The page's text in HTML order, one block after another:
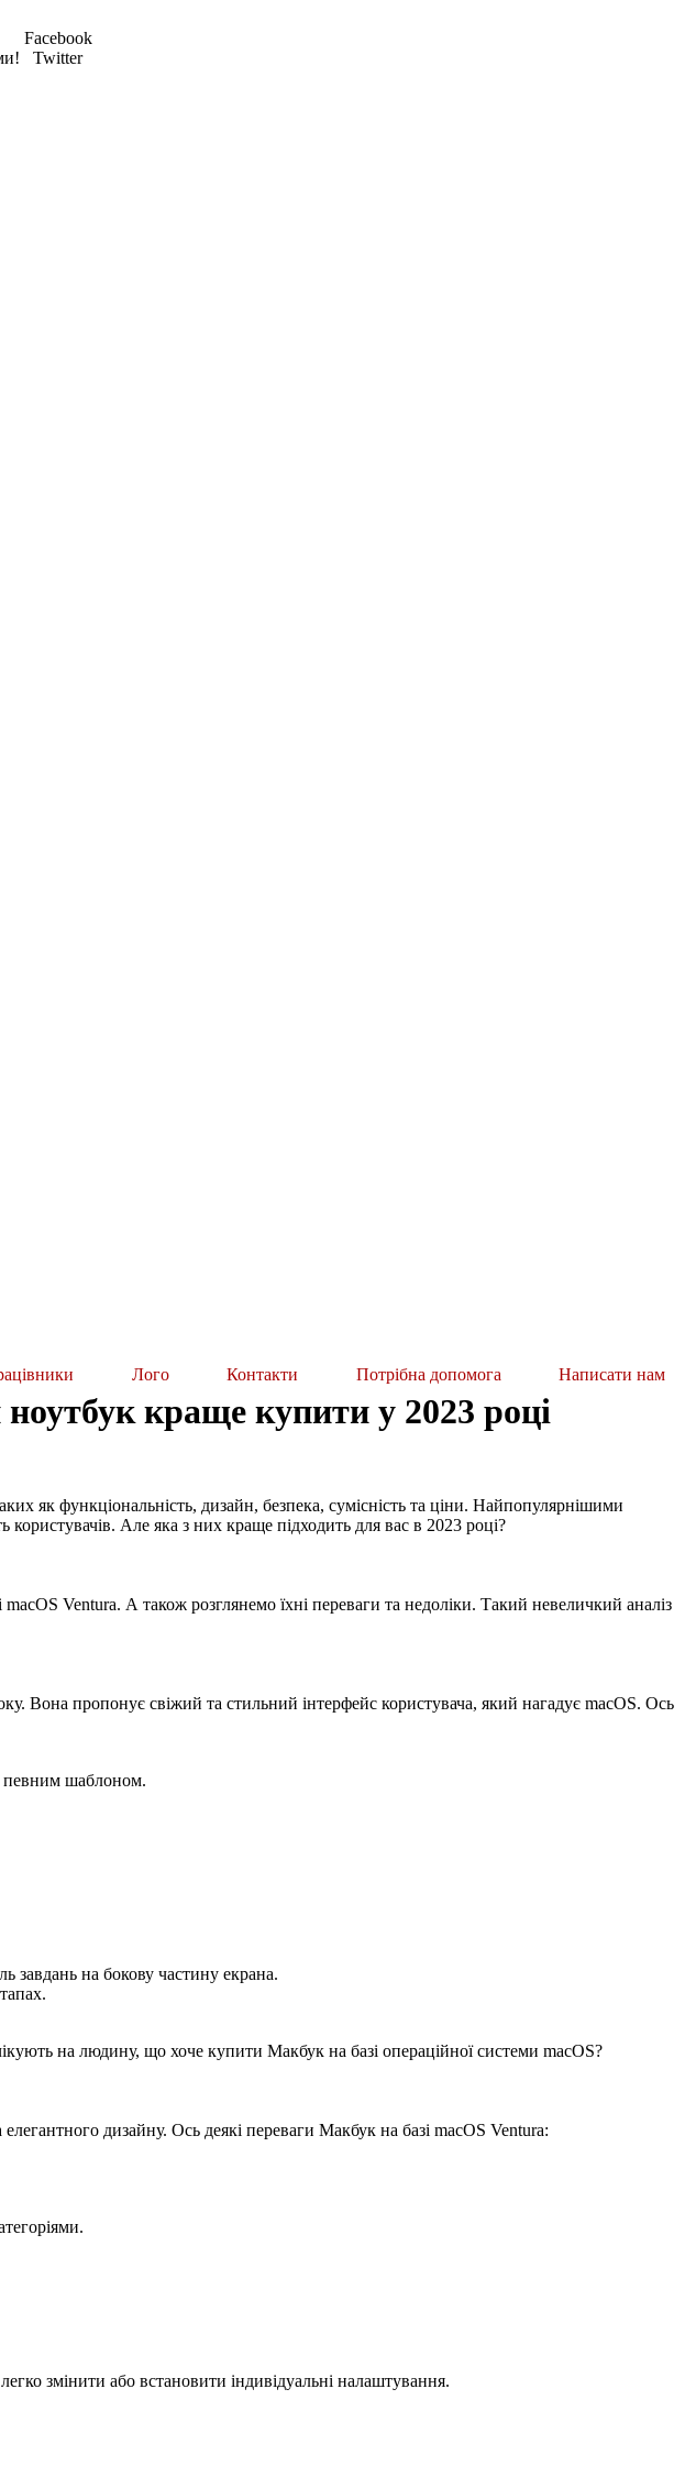
Facebook
Twitter
Лого Контакти Потрібна допомога Написати нам
краще купити у 2023 році
як функціональність, дизайн, безпека, сумісність та ціни. Найпопулярнішими
Але яка з них краще підходить для вас в 2023 році?
Ventura. А також розглянемо їхні переваги та недоліки. Такий невеличкий аналіз
Вона пропонує свіжий та стильний інтерфейс користувача, який нагадує macOS. Ось
певним шаблоном.
завдань на бокову частину екрана.
на людину, що хоче купити Макбук на базі операційної системи macOS?
дизайну. Ось деякі переваги Макбук на базі macOS Ventura:
змінити або встановити індивідуальні налаштування.